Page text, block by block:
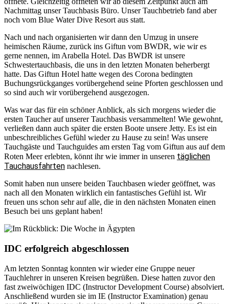
Nachmittag unser Tauchbasis Büro. Unser Tauchbetrieb fand aber
noch vom Blue Water Dive Resort aus statt.
Nach und nach organisierten wir dann den Umzug in unsere
heimischen Räume, zurück ins Giftun vom BWDR, wie wir es
gerne nennen, im Arabella Hotel. Das BWDR ist unsere
Schwestertauchbasis, die uns in den letzten Monaten beherbergt
hatte. Das Giftun Hotel hatte wegen des Corona bedingten
Buchungsrückganges vorübergehend seine Pforten geschlossen und
so sind auch wir vorübergehend ausgezogen.
Was war das für ein schöner Anblick, als sich morgens wieder die
ersten Taucher auf unserer Tauchbasis versammelten! Wie gewohnt,
verließen dann auch später die ersten Boote unsere Jetty. Es ist ein
unbeschreibliches Gefühl wieder zu Hause zu sein! Was unsere
Tauchgäste und Tauchguides am ersten Tag vom Giftun aus auf dem
Roten Meer erlebten, könnt ihr wie immer in unseren täglichen
Tauchausfahrten nachlesen.
Somit haben nun unsere beiden Tauchbasen wieder geöffnet, was
nach all den Monaten wirklich ein fantastisches Gefühl ist. Wir
freuen uns schon sehr auf alle, die in den nächsten Monaten einen
Besuch bei uns geplant haben!
IDC erfolgreich abgeschlossen
Am letzten Sonntag konnten wir wieder eine Gruppe neuer
Tauchlehrer in unseren Kreisen begrüßen. Diese hatten zuvor den
fast zweiwöchigen IDC (Instructor Development Course) absolviert.
Anschließend wurden sie im IE (Instructor Examination) genau